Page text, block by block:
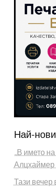
Най-нови
„В името
Алцхаймер
Тази вечер